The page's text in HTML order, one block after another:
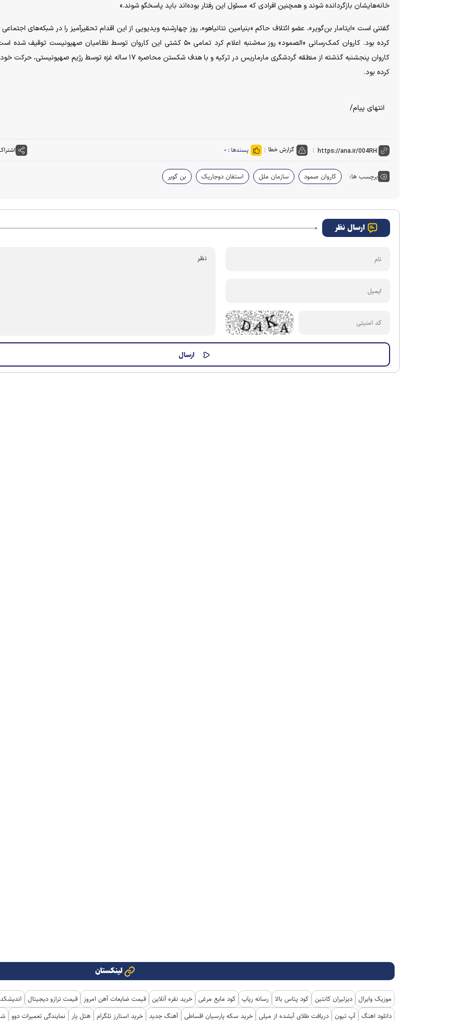
خانه‌هایشان بازگردانده شوند و همچنین افرادی که مسئول این رفتار بوده‌اند باید پاسخگو شوند.»
گفتنی است «ایتامار بن‌گویر»، عضو ائتلاف حاکم «بنیامین نتانیاهو»، روز چهارشنبه ویدیویی از این اقدام تحقیرآمیز را در شبکه‌های
کرده بود. کاروان کمک‌رسانی «الصمود» روز سه‌شنبه اعلام کرد تمامی ۵۰ کشتی این کاروان توسط نظامیان صهیونیست توقیف
کاروان پنجشنبه گذشته از منطقه گردشگری مارماریس در ترکیه و با هدف شکستن محاصره ۱۷ ساله غزه توسط رژیم
کرده بود.
انتهای پیام/
گزارش خطا پسندها : ۰
برچسب ها: کاروان صمود سازمان ملل استفان دوجاریک بن گویر
ارسال نظر
لینکستان
موزیک وایرال دیزلیران کانتین کود پتاس بالا رسانه رپاپ کود مایع مرغی خرید نقره آنلاین قیمت ضایعات آهن امروز قیمت ترازو دیجیتال
دانلود اهنگ آپ تیون دریافت طلای آبشده از میلی خرید سکه پارسیان اقساطی آهنگ جدید خرید استارز تلگرام هتل یار نمایندگی تعمیرات دوو